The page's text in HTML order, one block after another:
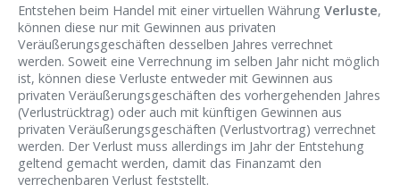
Entstehen beim Handel mit einer virtuellen Währung Verluste,
können diese nur mit Gewinnen aus privaten
Veräußerungsgeschäften desselben Jahres verrechnet
werden. Soweit eine Verrechnung im selben Jahr nicht möglich
ist, können diese Verluste entweder mit Gewinnen aus
privaten Veräußerungsgeschäften des vorhergehenden Jahres
(Verlustrücktrag) oder auch mit künftigen Gewinnen aus
privaten Veräußerungsgeschäften (Verlustvortrag) verrechnet
werden. Der Verlust muss allerdings im Jahr der Entstehung
geltend gemacht werden, damit das Finanzamt den
verrechenbaren Verlust feststellt.